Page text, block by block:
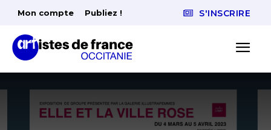
Mon compte Publiez ! S'INSCRIRE